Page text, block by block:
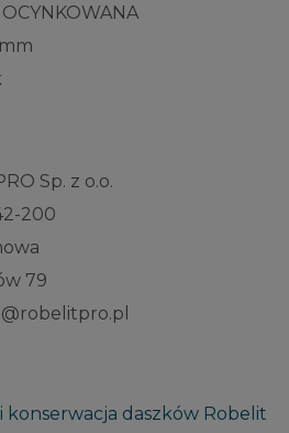
OCYNKOWANA
Sp. z o.o.
200
79
konserwacja daszków Robelit